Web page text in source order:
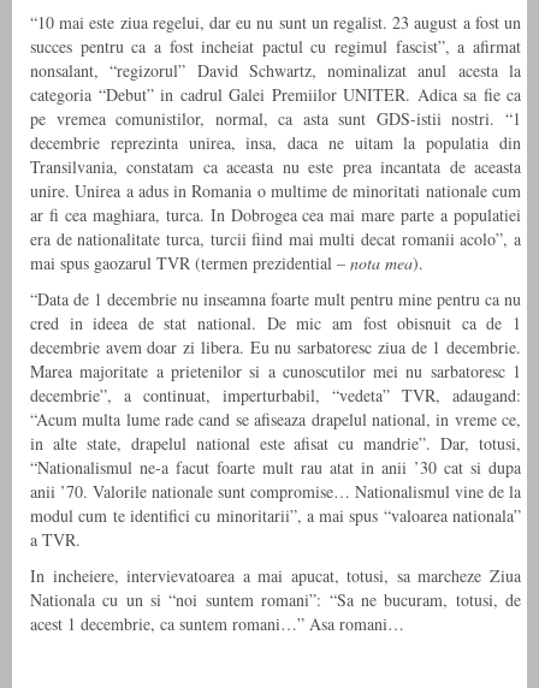
“10 mai este ziua regelui, dar eu nu sunt un regalist. 23 august a fost un
succes pentru ca a fost incheiat pactul cu regimul fascist”, a afirmat
nonsalant, “regizorul” David Schwartz, nominalizat anul acesta la
categoria “Debut” in cadrul Galei Premiilor UNITER. Adica sa fie ca
pe vremea comunistilor, normal, ca asta sunt GDS-istii nostri. “1
decembrie reprezinta unirea, insa, daca ne uitam la populatia din
Transilvania, constatam ca aceasta nu este prea incantata de aceasta
unire. Unirea a adus in Romania o multime de minoritati nationale cum
ar fi cea maghiara, turca. In Dobrogea cea mai mare parte a populatiei
era de nationalitate turca, turcii fiind mai multi decat romanii acolo”, a
mai spus gaozarul TVR (termen prezidential – nota mea).
“Data de 1 decembrie nu inseamna foarte mult pentru mine pentru ca nu
cred in ideea de stat national. De mic am fost obisnuit ca de 1
decembrie avem doar zi libera. Eu nu sarbatoresc ziua de 1 decembrie.
Marea majoritate a prietenilor si a cunoscutilor mei nu sarbatoresc 1
decembrie”, a continuat, imperturbabil, “vedeta” TVR, adaugand:
“Acum multa lume rade cand se afiseaza drapelul national, in vreme ce,
in alte state, drapelul national este afisat cu mandrie”. Dar, totusi,
“Nationalismul ne-a facut foarte mult rau atat in anii ’30 cat si dupa
anii ’70. Valorile nationale sunt compromise… Nationalismul vine de la
modul cum te identifici cu minoritarii”, a mai spus “valoarea nationala”
a TVR.
In incheiere, intervievatoarea a mai apucat, totusi, sa marcheze Ziua
Nationala cu un si “noi suntem romani”: “Sa ne bucuram, totusi, de
acest 1 decembrie, ca suntem romani…” Asa romani…